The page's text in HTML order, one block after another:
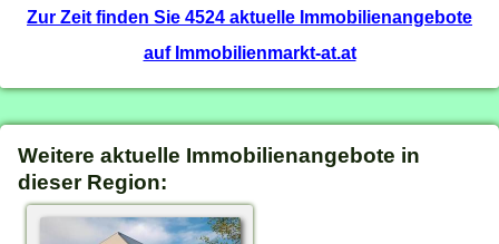
Zur Zeit finden Sie 4524 aktuelle Immobilienangebote
auf Immobilienmarkt-at.at
Weitere aktuelle Immobilienangebote in
dieser Region: